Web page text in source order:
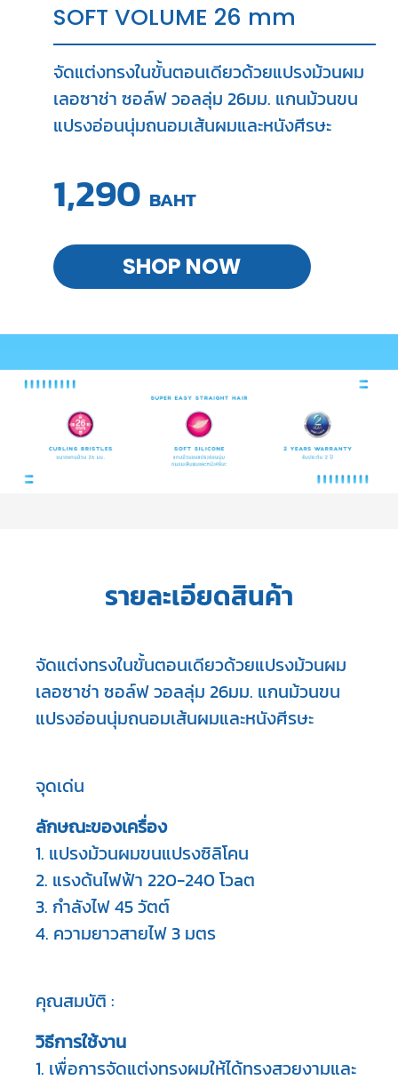
SOFT VOLUME 26 mm
จัดแต่งทรงในขั้นตอนเดียวด้วยแปรงม้วนผม
เลอซาช่า ซอล์ฟ วอลลุ่ม 26มม. แกนม้วนขน
แปรงอ่อนนุ่มถนอมเส้นผมและหนังศีรษะ
1,290 BAHT
SHOP NOW
รายละเอียดสินค้า
จัดแต่งทรงในขั้นตอนเดียวด้วยแปรงม้วนผม
เลอซาช่า ซอล์ฟ วอลลุ่ม 26มม. แกนม้วนขน
แปรงอ่อนนุ่มถนอมเส้นผมและหนังศีรษะ
จุดเด่น
ลักษณะของเครื่อง
1. แปรงม้วนผมขนแปรงซิลิโคน
2. แรงด้นไฟฟ้า 220-240 โวaต
3. กำลังไฟ 45 วัตต์
4. ความยาวสายไฟ 3 มตร
คุณสมบัติ :
วิธีการใช้งาน
1. เพื่อการจัดแต่งทรงผมให้ได้ทรงสวยงามและ